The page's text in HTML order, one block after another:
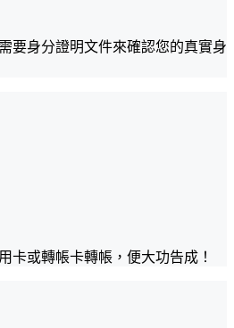
要身分證明文件來確認您的真實身
卡或轉帳卡轉帳，便大功告成！